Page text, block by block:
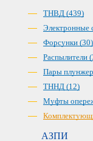
ТНВД (439)
Электронные
Форсунки (30)
Распылители
Пары
ТННД (12)
Муфты
АЗПИ